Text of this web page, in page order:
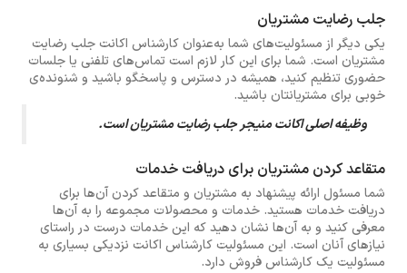
جلب رضایت مشتریان
یکی دیگر از مسئولیت‌های شما به‌عنوان کارشناس اکانت جلب رضایت
مشتریان است. شما برای این کار لازم است تماس‌های تلفنی یا جلسات
حضوری تنظیم کنید، همیشه در دسترس و پاسخگو باشید و شنونده‌ی
خوبی برای مشتریانتان باشید.
وظیفه اصلی اکانت منیجر جلب رضایت مشتریان است.
متقاعد کردن مشتریان برای دریافت خدمات
شما مسئول ارائه پیشنهاد به مشتریان و متقاعد کردن آن‌ها برای
دریافت خدمات هستید. خدمات و محصولات مجموعه را به آن‌ها
معرفی کنید و به آن‌ها نشان دهید که این خدمات درست در راستای
نیازهای آنان است. این مسئولیت کارشناس اکانت نزدیکی بسیاری به
مسئولیت یک کارشناس فروش دارد.